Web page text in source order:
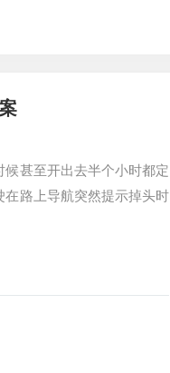
甚至开出去半个小时都定
路上导航突然提示掉头时